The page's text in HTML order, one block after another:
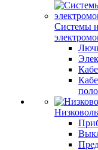
Системы